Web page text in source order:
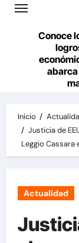
Conoce
abarca
Inicio
Justicia de
Leggio
Actualidad